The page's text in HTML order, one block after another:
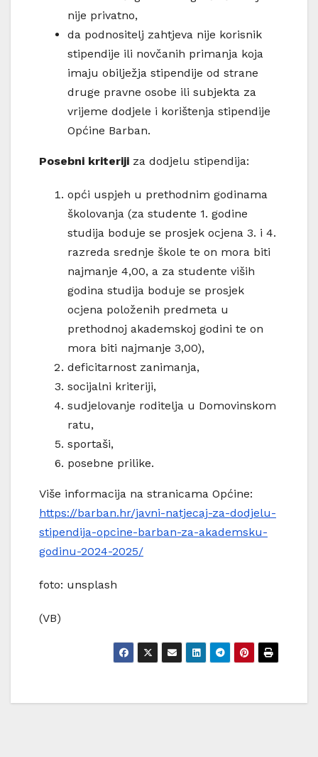
nije privatno,
da podnositelj zahtjeva nije korisnik
stipendije ili novčanih primanja koja
imaju obilježja stipendije od strane
druge pravne osobe ili subjekta za
vrijeme dodjele i korištenja stipendije
Općine Barban.
Posebni kriteriji za dodjelu stipendija:
opći uspjeh u prethodnim godinama
školovanja (za studente 1. godine
studija boduje se prosjek ocjena 3. i 4.
razreda srednje škole te on mora biti
najmanje 4,00, a za studente viših
godina studija boduje se prosjek
ocjena položenih predmeta u
prethodnoj akademskoj godini te on
mora biti najmanje 3,00),
deficitarnost zanimanja,
socijalni kriteriji,
sudjelovanje roditelja u Domovinskom
ratu,
sportaši,
posebne prilike.
Više informacija na stranicama Općine:
https://barban.hr/javni-natjecaj-za-dodjelu-
stipendija-opcine-barban-za-akademsku-
godinu-2024-2025/
foto: unsplash
(VB)